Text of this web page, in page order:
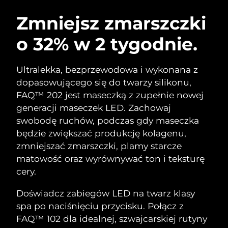
Zmniejsz zmarszczki
o 32% w 2 tygodnie.
Ultralekka, bezprzewodowa i wykonana z
dopasowującego się do twarzy silikonu,
FAQ™ 202 jest maseczką z zupełnie nowej
generacji maseczek LED. Zachowaj
swobodę ruchów, podczas gdy maseczka
będzie zwiększać produkcję kolagenu,
zmniejszać zmarszczki, plamy starcze
matowość oraz wyrównywać ton i teksturę
cery.
Doświadcz zabiegów LED na twarz klasy
spa po naciśnięciu przycisku. Połącz z
FAQ™ 102 dla idealnej, szwajcarskiej rutyny
Oczyszczanie twarzy
LUNA™ 4 zestaw
Anti-aging massage
LUNA™ 4 Plus
Massage, LED heating
LUNA™ 4 Men
For men, anti-aging massage
Lifting twarzy
BEAR™ 2 zestaw
Microcurrent toning
BEAR™ 2 go
Microcurrent toning on-the-go
BEAR™ 2 eyes & lips
Microcurrent line smoothing device
Nawilżenie
UFO™ 3 zestaw
Deep facial hydration
UFO™ 3 LED
Near-infrared and red light therapy
device
Pielęgnacja jamy
ustnej
issa™ 4
Hybrid silicone sonic toothbrush
issa™ 4 plus
Smart hybrid silicone sonic toothbrush
FAQ™ ZABIEG ANTI-AGING
Anti-aging Zabiegi LED
Australia
Oczekiwany czas dostawy
8/14/26
Austria
Oczekiwany czas dostawy
Bahrajn
Oczekiwany czas dostawy
Belgia
Oczekiwany czas dostawy
Bermudy
Oczekiwany czas dostawy
Bośnia i
Hercegowina
Oczekiwany czas dostawy
8/14/26
Oczekiwany czas dostawy